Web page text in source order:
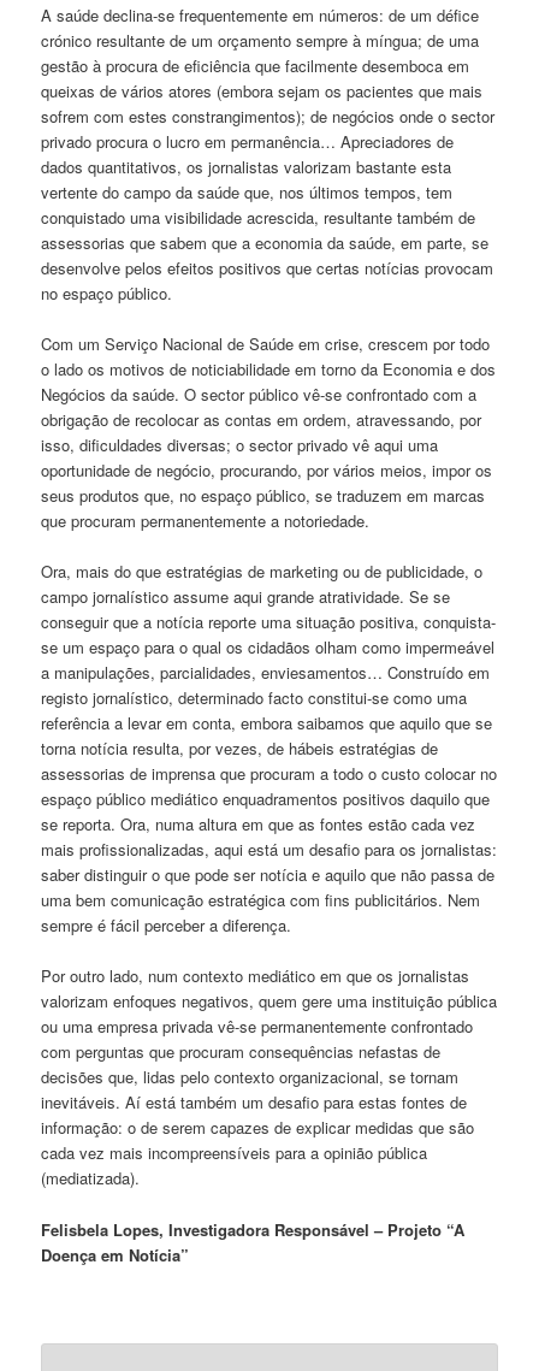
A saúde declina-se frequentemente em números: de um défice
crónico resultante de um orçamento sempre à míngua; de uma
gestão à procura de eficiência que facilmente desemboca em
queixas de vários atores (embora sejam os pacientes que mais
sofrem com estes constrangimentos); de negócios onde o sector
privado procura o lucro em permanência… Apreciadores de
dados quantitativos, os jornalistas valorizam bastante esta
vertente do campo da saúde que, nos últimos tempos, tem
conquistado uma visibilidade acrescida, resultante também de
assessorias que sabem que a economia da saúde, em parte, se
desenvolve pelos efeitos positivos que certas notícias provocam
no espaço público.
Com um Serviço Nacional de Saúde em crise, crescem por todo
o lado os motivos de noticiabilidade em torno da Economia e dos
Negócios da saúde. O sector público vê-se confrontado com a
obrigação de recolocar as contas em ordem, atravessando, por
isso, dificuldades diversas; o sector privado vê aqui uma
oportunidade de negócio, procurando, por vários meios, impor os
seus produtos que, no espaço público, se traduzem em marcas
que procuram permanentemente a notoriedade.
Ora, mais do que estratégias de marketing ou de publicidade, o
campo jornalístico assume aqui grande atratividade. Se se
conseguir que a notícia reporte uma situação positiva, conquista-
se um espaço para o qual os cidadãos olham como impermeável
a manipulações, parcialidades, enviesamentos… Construído em
registo jornalístico, determinado facto constitui-se como uma
referência a levar em conta, embora saibamos que aquilo que se
torna notícia resulta, por vezes, de hábeis estratégias de
assessorias de imprensa que procuram a todo o custo colocar no
espaço público mediático enquadramentos positivos daquilo que
se reporta. Ora, numa altura em que as fontes estão cada vez
mais profissionalizadas, aqui está um desafio para os jornalistas:
saber distinguir o que pode ser notícia e aquilo que não passa de
uma bem comunicação estratégica com fins publicitários. Nem
sempre é fácil perceber a diferença.
Por outro lado, num contexto mediático em que os jornalistas
valorizam enfoques negativos, quem gere uma instituição pública
ou uma empresa privada vê-se permanentemente confrontado
com perguntas que procuram consequências nefastas de
decisões que, lidas pelo contexto organizacional, se tornam
inevitáveis. Aí está também um desafio para estas fontes de
informação: o de serem capazes de explicar medidas que são
cada vez mais incompreensíveis para a opinião pública
(mediatizada).
Felisbela Lopes, Investigadora Responsável – Projeto “A
Doença em Notícia”